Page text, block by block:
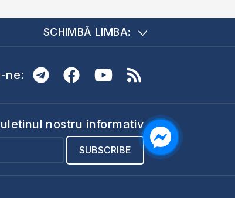
SCHIMBĂ LIMBA:
ne:
nostru informativ